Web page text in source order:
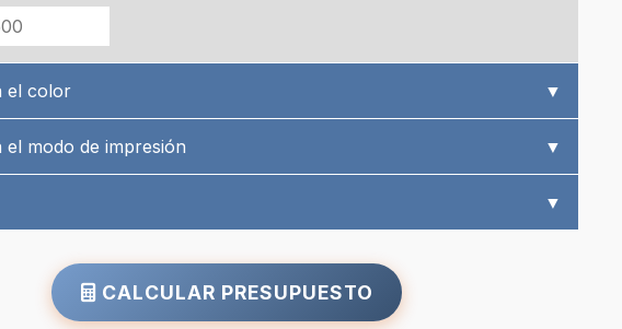
el color ▼
el modo de impresión ▼
▼
CALCULAR PRESUPUESTO